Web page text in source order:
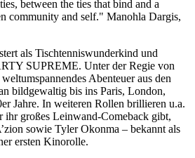
between the ties that bind and a
community and self." Manohla Dargis,
als Tischtenniswunderkind und
SUPREME. Unter der Regie von
Abenteuer aus den
bildgewaltig bis ins Paris, London,
Jahre. In weiteren Rollen brillieren u.a.
ihr großes Leinwand-Comeback gibt,
sowie Tyler Okonma – bekannt als
ersten Kinorolle.